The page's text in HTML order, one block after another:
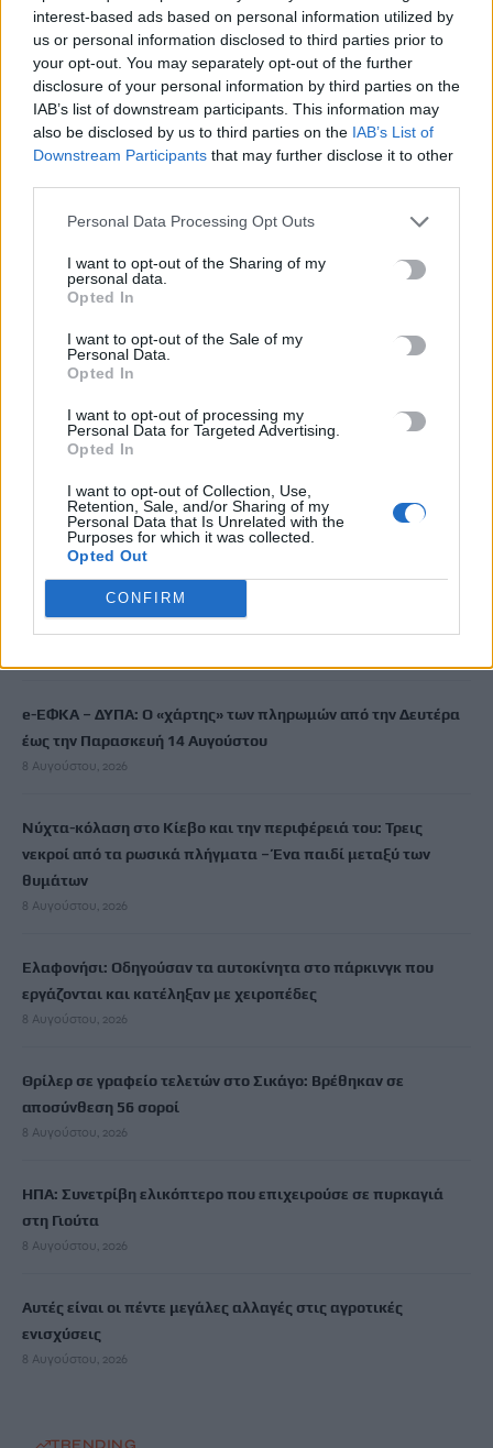
interest-based ads based on personal information utilized by
us or personal information disclosed to third parties prior to
your opt-out. You may separately opt-out of the further
disclosure of your personal information by third parties on the
IAB’s list of downstream participants. This information may
also be disclosed by us to third parties on the IAB’s List of
Downstream Participants that may further disclose it to other
Personal Data Processing Opt Outs
I want to opt-out of the Sharing of my
personal data.
Opted In
I want to opt-out of the Sale of my
Personal Data.
Opted In
I want to opt-out of processing my
Personal Data for Targeted Advertising.
Opted In
I want to opt-out of Collection, Use,
Retention, Sale, and/or Sharing of my
Personal Data that Is Unrelated with the
Purposes for which it was collected.
Opted Out
CONFIRM
Η Ελβετία νίκησε την Κολομβία
στη διαδικασία των πέναλτι και
πήρε το εισιτήριο για τους “8”
8 Ιουλίου, 2026
Όμιλος ΔΕΗ: Νέα συμφωνία για χαρτοφυλάκιο έργων ΑΠΕ
8 Αυγούστου, 2026
Φωτιά σε κτήριο στην Κουμουνδούρου – Απεγκλωβίστηκε ένα
8 Αυγούστου, 2026
Γαύδος: Επιχείρηση διάσωσης 31χρονης από δύσβατο σημείο
e-ΕΦΚΑ – ΔΥΠΑ: Ο «χάρτης» των πληρωμών από την Δευτέρα
έως την Παρασκευή 14 Αυγούστου
8 Αυγούστου, 2026
Νύχτα-κόλαση στο Κίεβο και την περιφέρειά του: Τρεις
νεκροί από τα ρωσικά πλήγματα – Ένα παιδί μεταξύ των
θυμάτων
8 Αυγούστου, 2026
Ελαφονήσι: Οδηγούσαν τα αυτοκίνητα στο πάρκινγκ που
εργάζονται και κατέληξαν με χειροπέδες
8 Αυγούστου, 2026
Θρίλερ σε γραφείο τελετών στο Σικάγο: Βρέθηκαν σε
αποσύνθεση 56 σοροί
8 Αυγούστου, 2026
ΗΠΑ: Συνετρίβη ελικόπτερο που επιχειρούσε σε πυρκαγιά
στη Γιούτα
8 Αυγούστου, 2026
Αυτές είναι οι πέντε μεγάλες αλλαγές στις αγροτικές
ενισχύσεις
8 Αυγούστου, 2026